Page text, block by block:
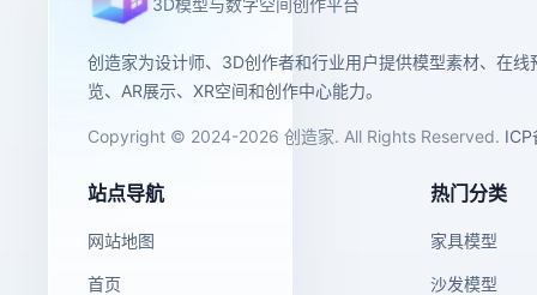
3D模型与数字空间创作平台
创造家为设计师、3D创作者和行业用户提供模型素材、在线
览、AR展示、XR空间和创作中心能力。
Copyright © 2024-2026 创造家. All Rights Reserved. ICP
站点导航
网站地图
首页
热门分类
家具模型
沙发模型